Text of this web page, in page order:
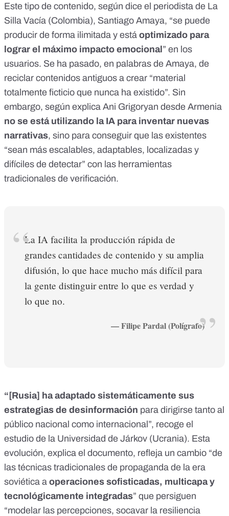
Este tipo de contenido, según dice el periodista de La
Silla Vacía (Colombia), Santiago Amaya, “se puede
producir de forma ilimitada y está optimizado para
lograr el máximo impacto emocional” en los
usuarios. Se ha pasado, en palabras de Amaya, de
reciclar contenidos antiguos a crear “material
totalmente ficticio que nunca ha existido”. Sin
embargo, según explica Ani Grigoryan desde Armenia
no se está utilizando la IA para inventar nuevas
narrativas, sino para conseguir que las existentes
“sean más escalables, adaptables, localizadas y
difíciles de detectar” con las herramientas
tradicionales de verificación.
La IA facilita la producción rápida de
grandes cantidades de contenido y su amplia
difusión, lo que hace mucho más difícil para
la gente distinguir entre lo que es verdad y
lo que no.
— Filipe Pardal (Polígrafo)
“[Rusia] ha adaptado sistemáticamente sus
estrategias de desinformación para dirigirse tanto al
público nacional como internacional”, recoge el
estudio de la Universidad de Járkov (Ucrania). Esta
evolución, explica el documento, refleja un cambio “de
las técnicas tradicionales de propaganda de la era
soviética a operaciones sofisticadas, multicapa y
tecnológicamente integradas” que persiguen
“modelar las percepciones, socavar la resiliencia